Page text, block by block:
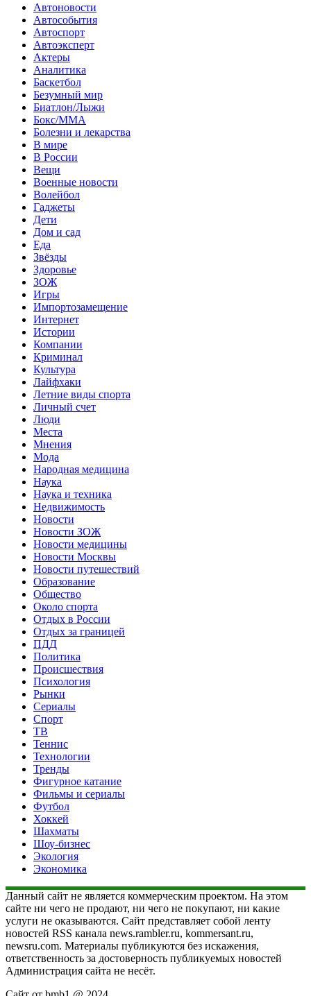
Автоновости
Автособытия
Автоспорт
Автоэксперт
Актеры
Аналитика
Баскетбол
Безумный мир
Биатлон/Лыжи
Бокс/MMA
Болезни и лекарства
В мире
В России
Вещи
Военные новости
Волейбол
Гаджеты
Дети
Дом и сад
Еда
Звёзды
Здоровье
ЗОЖ
Игры
Импортозамещение
Интернет
Истории
Компании
Криминал
Культура
Лайфхаки
Летние виды спорта
Личный счет
Люди
Места
Мнения
Мода
Народная медицина
Наука
Наука и техника
Недвижимость
Новости
Новости ЗОЖ
Новости медицины
Новости Москвы
Новости путешествий
Образование
Общество
Около спорта
Отдых в России
Отдых за границей
ПДД
Политика
Происшествия
Психология
Рынки
Сериалы
Спорт
ТВ
Теннис
Технологии
Тренды
Фигурное катание
Фильмы и сериалы
Футбол
Хоккей
Шахматы
Шоу-бизнес
Экология
Экономика
Данный сайт не является коммерческим проектом. На этом
сайте ни чего не продают, ни чего не покупают, ни какие
услуги не оказываются. Сайт представляет собой ленту
новостей RSS канала news.rambler.ru, kommersant.ru,
newsru.com. Материалы публикуются без искажения,
ответственность за достоверность публикуемых новостей
Администрация сайта не несёт.